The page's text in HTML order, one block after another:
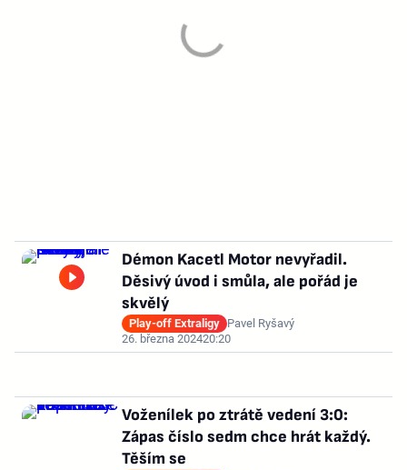
Démon Kacetl Motor nevyřadil.
Děsivý úvod i smůla, ale pořád je
skvělý
Play-off Extraligy Pavel Ryšavý
26. března 202420:20
Voženílek po ztrátě vedení 3:0:
Zápas číslo sedm chce hrát každý.
Těším se